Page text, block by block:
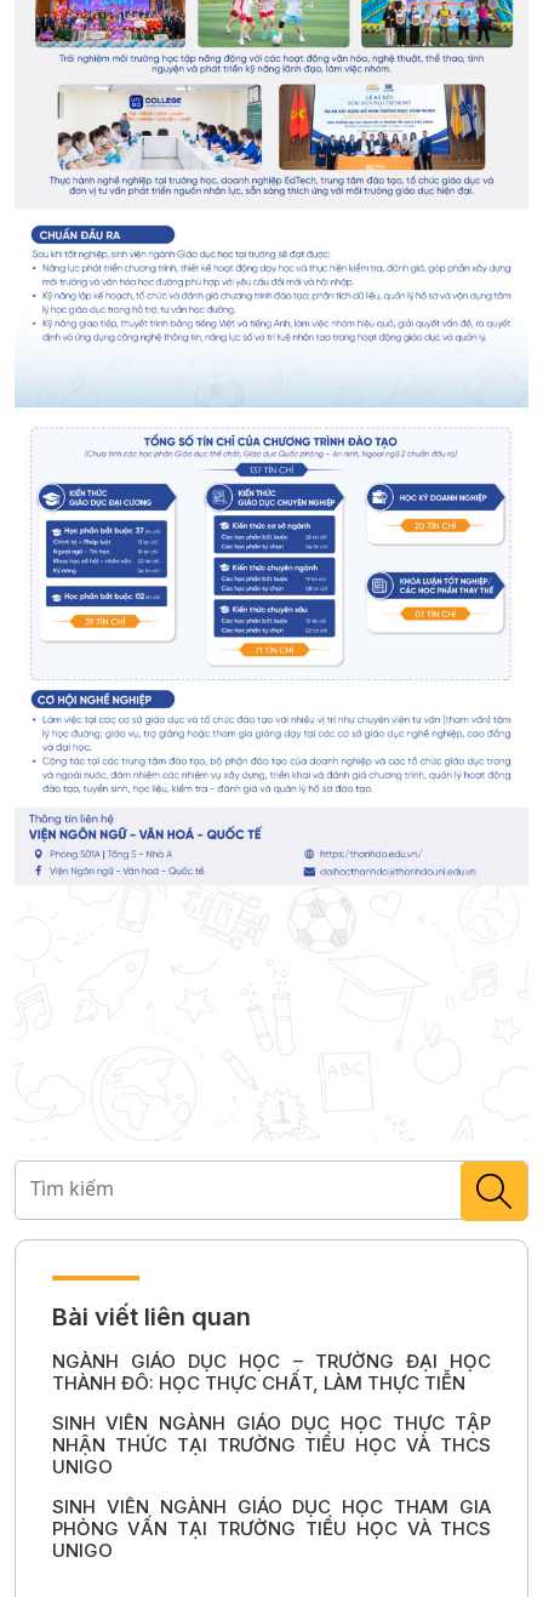
Bài viết liên quan
NGÀNH GIÁO DỤC HỌC – TRƯỜNG ĐẠI HỌC
THÀNH ĐÔ: HỌC THỰC CHẤT, LÀM THỰC TIỄN
SINH VIÊN NGÀNH GIÁO DỤC HỌC THỰC TẬP
NHẬN THỨC TẠI TRƯỜNG TIỂU HỌC VÀ THCS
UNIGO
SINH VIÊN NGÀNH GIÁO DỤC HỌC THAM GIA
PHỎNG VẤN TẠI TRƯỜNG TIỂU HỌC VÀ THCS
UNIGO